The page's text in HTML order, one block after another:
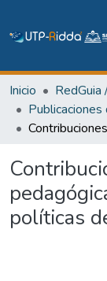
Inicio
políticas